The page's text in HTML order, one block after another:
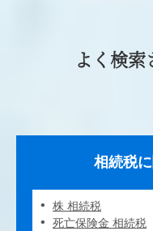
よく検
相続税
株 相続税
死亡保険金 相続税